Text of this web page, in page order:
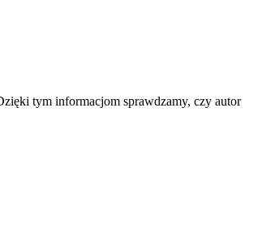
tym informacjom sprawdzamy, czy autor